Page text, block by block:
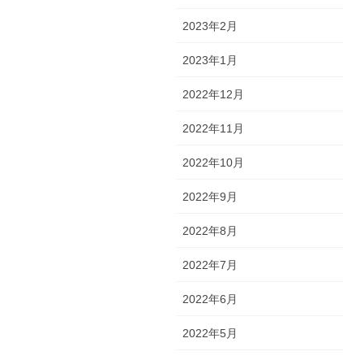
2023年2月
2023年1月
2022年12月
2022年11月
2022年10月
2022年9月
2022年8月
2022年7月
2022年6月
2022年5月